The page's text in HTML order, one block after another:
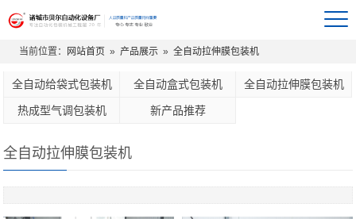
当前位置： 网站首页 »产品展示 »全自动拉伸膜包装机
全自动给袋式包装机 全自动盒式包装机 全自动拉伸膜包装机
热成型气调包装机 新产品推荐
全自动拉伸膜包装机